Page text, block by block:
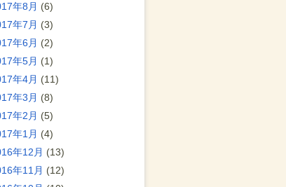
年8月 (6)
年7月 (3)
年6月 (2)
年5月 (1)
年4月 (11)
年3月 (8)
年2月 (5)
年1月 (4)
年12月 (13)
年11月 (12)